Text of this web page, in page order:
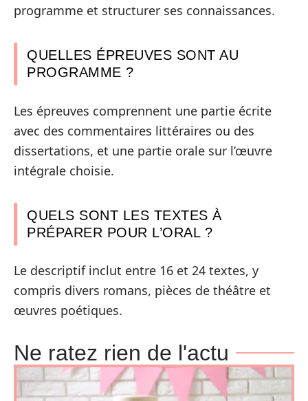
programme et structurer ses connaissances.
QUELLES ÉPREUVES SONT AU
PROGRAMME ?
Les épreuves comprennent une partie écrite
avec des commentaires littéraires ou des
dissertations, et une partie orale sur l’œuvre
intégrale choisie.
QUELS SONT LES TEXTES À
PRÉPARER POUR L’ORAL ?
Le descriptif inclut entre 16 et 24 textes, y
compris divers romans, pièces de théâtre et
œuvres poétiques.
Ne ratez rien de l'actu